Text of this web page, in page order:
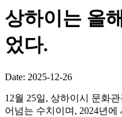
상하이는 올
었다.
Date: 2025-12-26
12월 25일, 상하이시 문화
어넘는 수치이며, 2024년